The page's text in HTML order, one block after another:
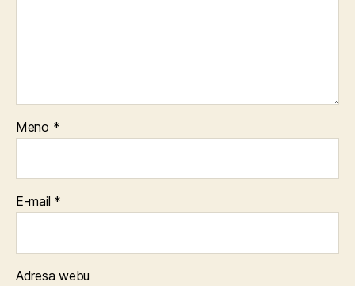
Meno *
E-mail *
Adresa webu